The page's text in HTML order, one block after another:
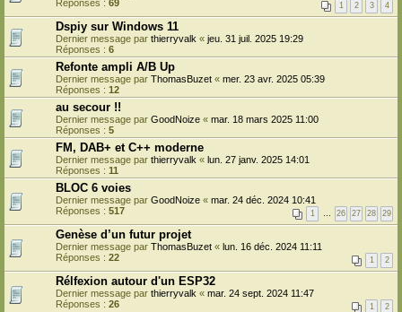
Réponses : 69 1 2 3 4
Dspiy sur Windows 11
Dernier message par thierryvalk « jeu. 31 juil. 2025 19:29
Réponses : 6
Refonte ampli A/B Up
Dernier message par ThomasBuzet « mer. 23 avr. 2025 05:39
Réponses : 12
au secour !!
Dernier message par GoodNoize « mar. 18 mars 2025 11:00
Réponses : 5
FM, DAB+ et C++ moderne
Dernier message par thierryvalk « lun. 27 janv. 2025 14:01
Réponses : 11
BLOC 6 voies
Dernier message par GoodNoize « mar. 24 déc. 2024 10:41
Réponses : 517 1 … 26 27 28 29
Genèse d’un futur projet
Dernier message par ThomasBuzet « lun. 16 déc. 2024 11:11
Réponses : 22 1 2
Rélfexion autour d'un ESP32
Dernier message par thierryvalk « mar. 24 sept. 2024 11:47
Réponses : 26 1 2